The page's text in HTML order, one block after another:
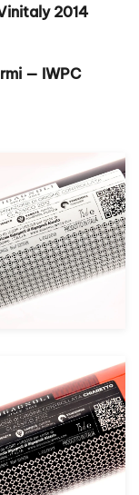
2014
— IWPC
zoom +
zoom +